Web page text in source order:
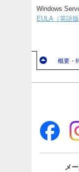
Windows
EULA（英語版
概要・
メ